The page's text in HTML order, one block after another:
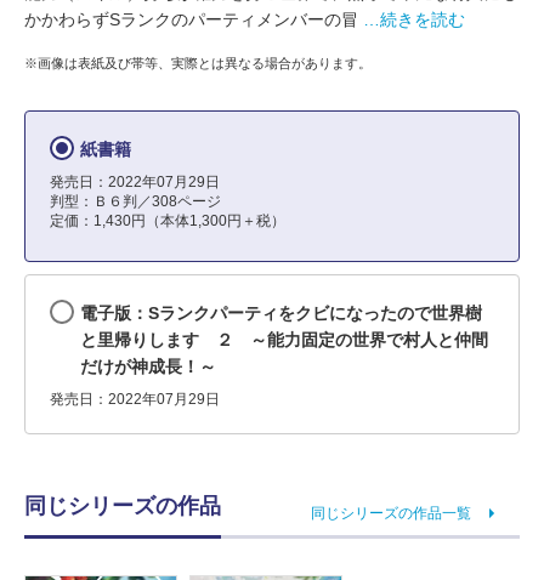
かかわらずSランクのパーティメンバーの冒
…続きを読む
※画像は表紙及び帯等、実際とは異なる場合があります。
紙書籍
発売日：2022年07月29日
判型：Ｂ６判／308ページ
定価：1,430円（本体1,300円＋税）
電子版：Sランクパーティをクビになったので世界樹
と里帰りします ２ ～能力固定の世界で村人と仲間
だけが神成長！～
発売日：2022年07月29日
同じシリーズの作品 同じシリーズの作品一覧